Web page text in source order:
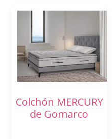
Colchón MERCURY
de Gomarco